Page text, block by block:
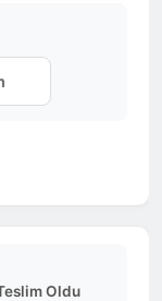
Oldu